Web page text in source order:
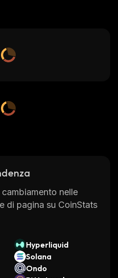
nelle
di pagina su CoinStats
Hyperliquid
Solana
Ondo